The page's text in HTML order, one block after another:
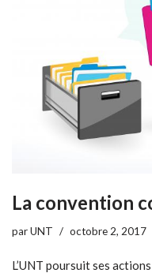
La convention
parUNT octobre 2, 2017
L’UNT poursuit ses